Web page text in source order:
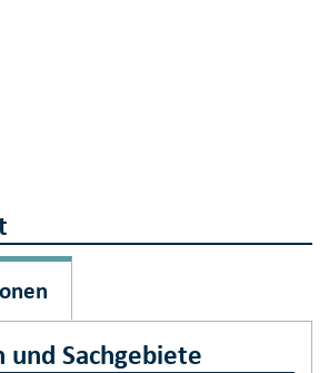
Sachgebiete